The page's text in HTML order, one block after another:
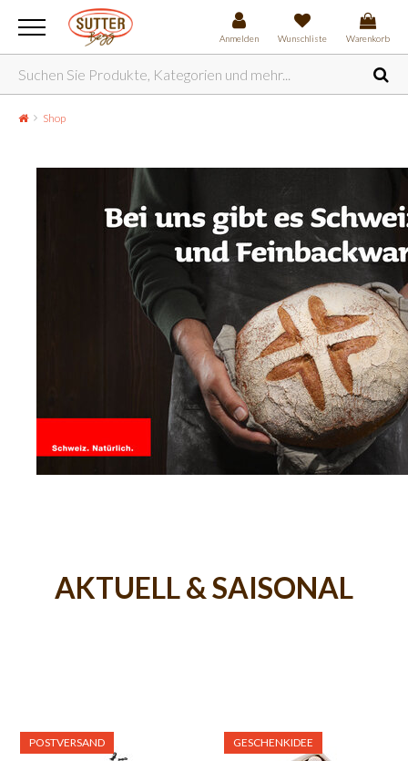
Anmelden Wunschliste Warenkorb
Shop
AKTUELL & SAISONAL
POSTVERSAND GESCHENKIDEE